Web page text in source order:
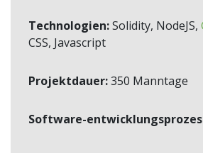
Technologien:Solidity, NodeJS,
CSS, Javascript
Projektdauer:350 Manntage
Software-